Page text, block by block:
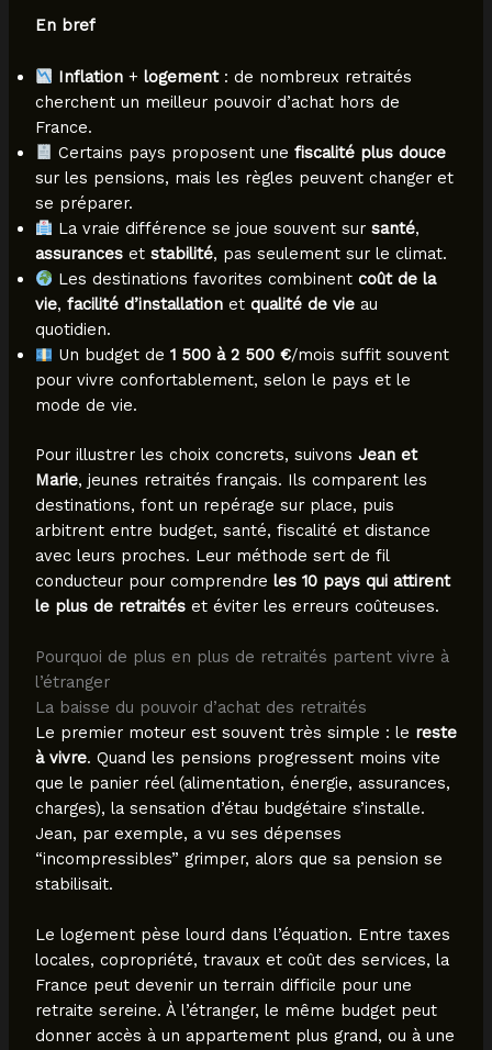
En bref
Inflation +logement: de nombreux retraités
cherchent un meilleur pouvoir d’achat hors de
France.
Certains pays proposent unefiscalité plus douce
sur les pensions, mais les règles peuvent changer et
se préparer.
La vraie différence se joue souvent sursanté,
assuranceset stabilité, pas seulement sur le climat.
Les destinations favorites combinentcoût de la
vie, facilité d’installationet qualité de vieau
quotidien.
Un budget de1 500 à 2 500 €/mois suffit souvent
pour vivre confortablement, selon le pays et le
mode de vie.
Pour illustrer les choix concrets, suivons Jean et
Marie, jeunes retraités français. Ils comparent les
destinations, font un repérage sur place, puis
arbitrent entre budget, santé, fiscalité et distance
avec leurs proches. Leur méthode sert de fil
conducteur pour comprendre les 10 pays qui attirent
le plus de retraitéset éviter les erreurs coûteuses.
Pourquoi de plus en plus de retraités partent vivre à
l’étranger
La baisse du pouvoir d’achat des retraités
Le premier moteur est souvent très simple : le reste
à vivre. Quand les pensions progressent moins vite
que le panier réel (alimentation, énergie, assurances,
charges), la sensation d’étau budgétaire s’installe.
Jean, par exemple, a vu ses dépenses
“incompressibles” grimper, alors que sa pension se
stabilisait.
Le logement pèse lourd dans l’équation. Entre taxes
locales, copropriété, travaux et coût des services, la
France peut devenir un terrain difficile pour une
retraite sereine. À l’étranger, le même budget peut
donner accès à un appartement plus grand, ou à une